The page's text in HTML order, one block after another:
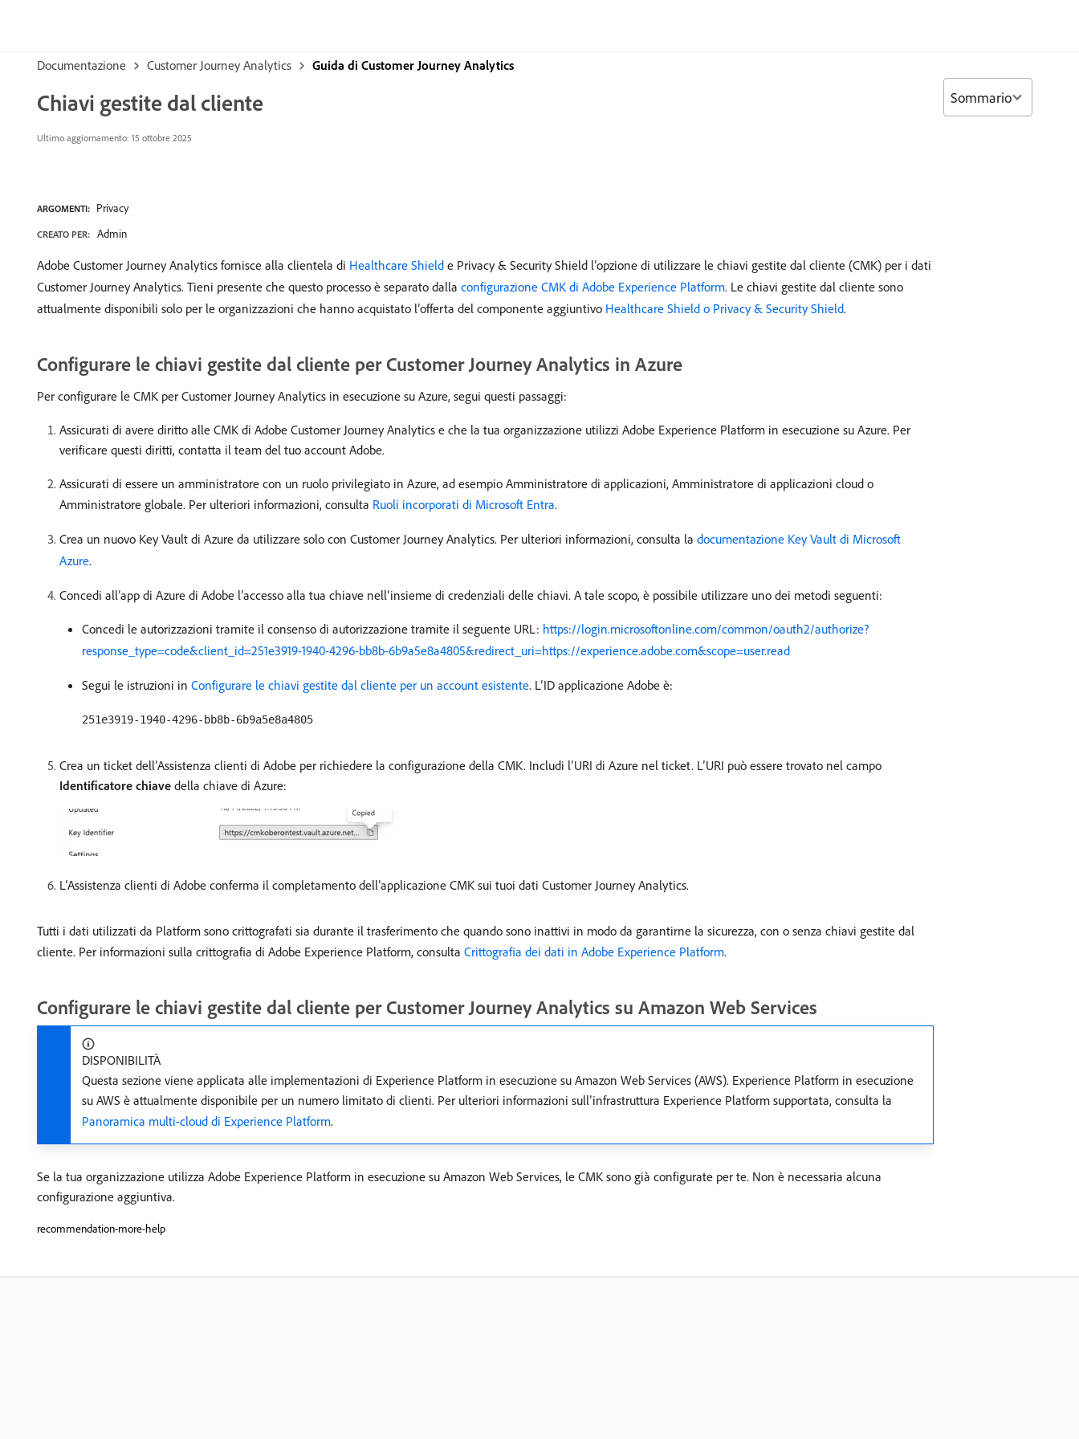
Documentazione Customer Journey Analytics Guida di Customer Journey Analytics
Chiavi gestite dal cliente
Ultimo aggiornamento: 15 ottobre 2025
ARGOMENTI: Privacy
CREATO PER: Admin
Adobe Customer Journey Analytics fornisce alla clientela di Healthcare Shield e Privacy & Security Shield l’opzione di utilizzare le chiavi gestite dal cliente (CMK) per i dati
Customer Journey Analytics. Tieni presente che questo processo è separato dalla configurazione CMK di Adobe Experience Platform. Le chiavi gestite dal cliente sono
attualmente disponibili solo per le organizzazioni che hanno acquistato l’offerta del componente aggiuntivo Healthcare Shield o Privacy & Security Shield.
Configurare le chiavi gestite dal cliente per Customer Journey Analytics in Azure
Per configurare le CMK per Customer Journey Analytics in esecuzione su Azure, segui questi passaggi:
Assicurati di avere diritto alle CMK di Adobe Customer Journey Analytics e che la tua organizzazione utilizzi Adobe Experience Platform in esecuzione su Azure. Per
verificare questi diritti, contatta il team del tuo account Adobe.
Assicurati di essere un amministratore con un ruolo privilegiato in Azure, ad esempio Amministratore di applicazioni, Amministratore di applicazioni cloud o
Amministratore globale. Per ulteriori informazioni, consulta Ruoli incorporati di Microsoft Entra.
Crea un nuovo Key Vault di Azure da utilizzare solo con Customer Journey Analytics. Per ulteriori informazioni, consulta la documentazione Key Vault di Microsoft
Azure.
Concedi all’app di Azure di Adobe l’accesso alla tua chiave nell’insieme di credenziali delle chiavi. A tale scopo, è possibile utilizzare uno dei metodi seguenti:
Concedi le autorizzazioni tramite il consenso di autorizzazione tramite il seguente URL: https://login.microsoftonline.com/common/oauth2/authorize?
response_type=code&client_id=251e3919-1940-4296-bb8b-6b9a5e8a4805&redirect_uri=https://experience.adobe.com&scope=user.read
Segui le istruzioni in Configurare le chiavi gestite dal cliente per un account esistente. L’ID applicazione Adobe è:
251e3919-1940-4296-bb8b-6b9a5e8a4805
Crea un ticket dell’Assistenza clienti di Adobe per richiedere la configurazione della CMK. Includi l’URI di Azure nel ticket. L’URI può essere trovato nel campo
Identificatore chiave della chiave di Azure:
L’Assistenza clienti di Adobe conferma il completamento dell’applicazione CMK sui tuoi dati Customer Journey Analytics.
Tutti i dati utilizzati da Platform sono crittografati sia durante il trasferimento che quando sono inattivi in modo da garantirne la sicurezza, con o senza chiavi gestite dal
cliente. Per informazioni sulla crittografia di Adobe Experience Platform, consulta Crittografia dei dati in Adobe Experience Platform.
Configurare le chiavi gestite dal cliente per Customer Journey Analytics su Amazon Web Services
DISPONIBILITÀ
Questa sezione viene applicata alle implementazioni di Experience Platform in esecuzione su Amazon Web Services (AWS). Experience Platform in esecuzione
su AWS è attualmente disponibile per un numero limitato di clienti. Per ulteriori informazioni sull’infrastruttura Experience Platform supportata, consulta la
Panoramica multi-cloud di Experience Platform.
Se la tua organizzazione utilizza Adobe Experience Platform in esecuzione su Amazon Web Services, le CMK sono già configurate per te. Non è necessaria alcuna
configurazione aggiuntiva.
recommendation-more-help
Sommario